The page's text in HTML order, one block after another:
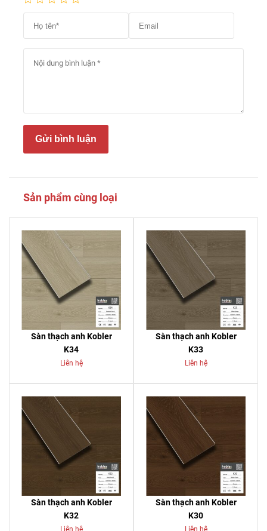
Gửi bình luận
Sản phẩm cùng loại
Sàn thạch anh Kobler
K34
Liên hệ
Sàn thạch anh Kobler
K33
Liên hệ
Sàn thạch anh Kobler
K32
Liên hệ
Sàn thạch anh Kobler
K30
Liên hệ